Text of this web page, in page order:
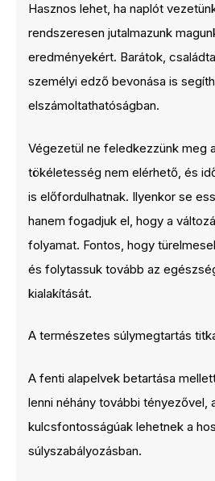
Hasznos lehet, ha naplót
rendszeresen jutalmazunk
eredményekért. Barátok,
személyi edző bevonása is
elszámoltathatóságban.
Végezetül ne feledkezzünk meg
tökéletesség nem elérhető, és
is előfordulhatnak. Ilyenkor se
hanem fogadjuk el, hogy a
folyamat. Fontos, hogy
és folytassuk tovább az
kialakítását.
A természetes súlymegtartás
A fenti alapelvek betartása
lenni néhány további tényezővel,
kulcsfontosságúak lehetnek a
súlyszabályozásban.